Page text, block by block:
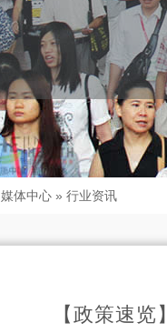
媒体中心 » 行业资讯
【政策速